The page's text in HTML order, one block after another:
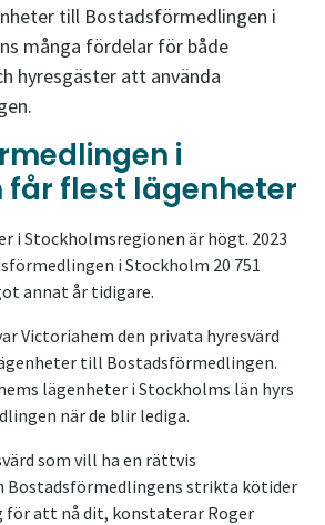
till Bostadsförmedlingen i
många fördelar för både
hyresgäster att använda
i
får flest lägenheter
i Stockholmsregionen är högt. 2023
i Stockholm 20 751
annat år tidigare.
Victoriahem den privata hyresvärd
till Bostadsförmedlingen.
lägenheter i Stockholms län hyrs
när de blir lediga.
som vill ha en rättvis
Bostadsförmedlingens strikta kötider
att nå dit, konstaterar Roger